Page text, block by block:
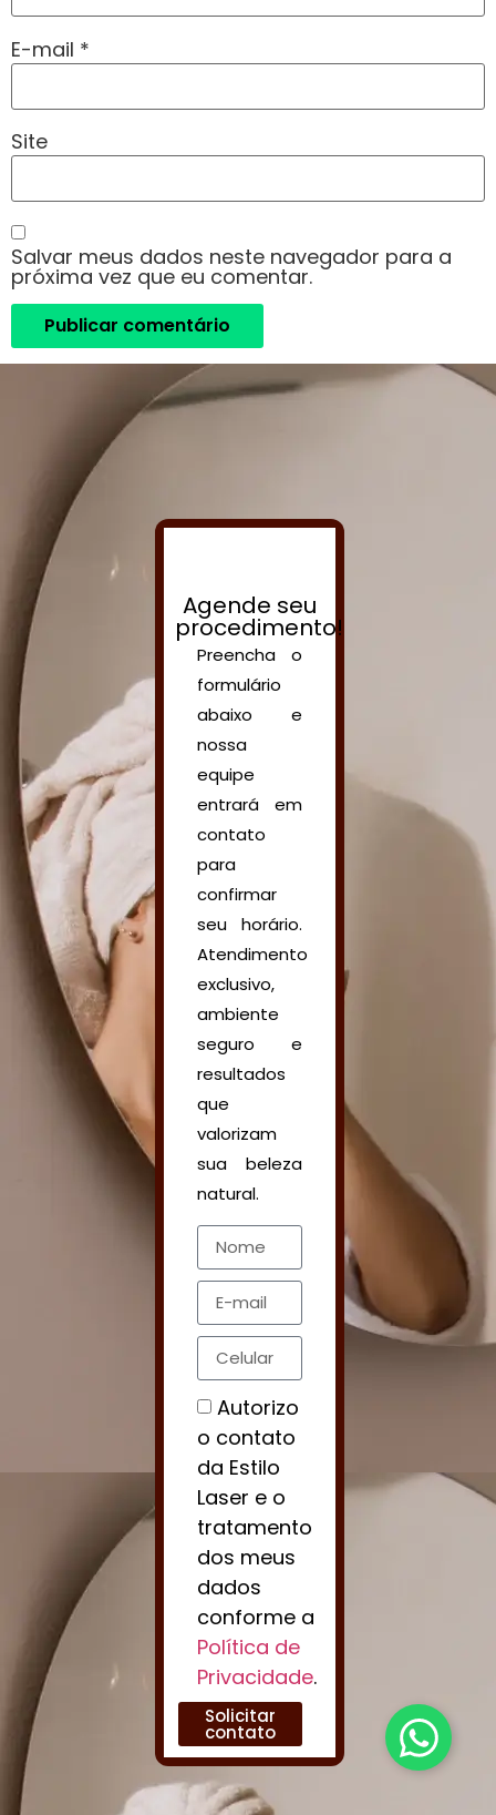
E-mail *
Site
Salvar meus dados neste navegador para a
próxima vez que eu comentar.
Agende seu
procedimento!
Preencha o
formulário
abaixo e
nossa
equipe
entrará em
contato
para
confirmar
seu horário.
Atendimento
exclusivo,
ambiente
seguro e
resultados
que
valorizam
sua beleza
natural.
Nome
E-mail
Celular
Consentimento
Autorizo
o contato
da Estilo
Laser e o
tratamento
dos meus
dados
conforme a
Política de
Privacidade.
Solicitar
contato